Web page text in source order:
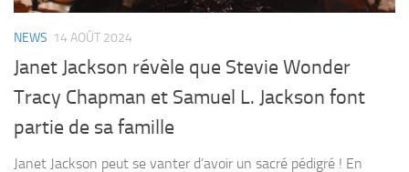
NEWS 14 AOÛT 2024
Janet Jackson révèle que Stevie Wonder
Tracy Chapman et Samuel L. Jackson font
partie de sa famille
Janet Jackson peut se vanter d’avoir un sacré pédigré ! En